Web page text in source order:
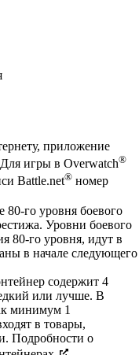
приложение
игры в Overwatch®
Battle.net® номер
го уровня боевого
Уровни боевого
80-го уровня, идут в
в начале следующего
содержит 4
или лучше. В
минимум 1
в товары,
Подробности о